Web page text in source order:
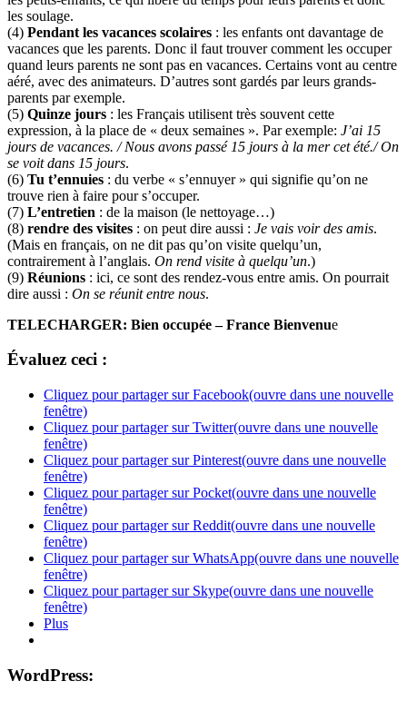
les soulage.
(4) Pendant les vacances scolaires : les enfants ont davantage de
vacances que les parents. Donc il faut trouver comment les occuper
quand leurs parents ne sont pas en vacances. Certains vont au centre
aéré, avec des animateurs. D’autres sont gardés par leurs grands-
parents par exemple.
(5) Quinze jours : les Français utilisent très souvent cette
expression, à la place de « deux semaines ». Par exemple: J’ai 15
jours de vacances. / Nous avons passé 15 jours à la mer cet été./ On
se voit dans 15 jours.
(6) Tu t’ennuies : du verbe « s’ennuyer » qui signifie qu’on ne
trouve rien à faire pour s’occuper.
(7) L’entretien : de la maison (le nettoyage…)
(8) rendre des visites : on peut dire aussi : Je vais voir des amis.
(Mais en français, on ne dit pas qu’on visite quelqu’un,
contrairement à l’anglais. On rend visite à quelqu’un.)
(9) Réunions : ici, ce sont des rendez-vous entre amis. On pourrait
dire aussi : On se réunit entre nous.
TELECHARGER: Bien occupée – France Bienvenue
Évaluez ceci :
Cliquez pour partager sur Facebook(ouvre dans une nouvelle
fenêtre)
Cliquez pour partager sur Twitter(ouvre dans une nouvelle
fenêtre)
Cliquez pour partager sur Pinterest(ouvre dans une nouvelle
fenêtre)
Cliquez pour partager sur Pocket(ouvre dans une nouvelle
fenêtre)
Cliquez pour partager sur Reddit(ouvre dans une nouvelle
fenêtre)
Cliquez pour partager sur WhatsApp(ouvre dans une nouvelle
fenêtre)
Cliquez pour partager sur Skype(ouvre dans une nouvelle
fenêtre)
Plus
WordPress: